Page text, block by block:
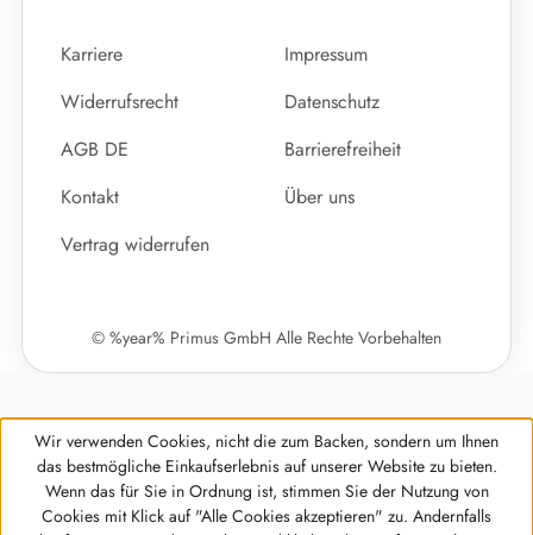
Karriere
Impressum
Widerrufsrecht
Datenschutz
AGB DE
Barrierefreiheit
Kontakt
Über uns
Vertrag widerrufen
© %year% Primus GmbH Alle Rechte Vorbehalten
Wir verwenden Cookies, nicht die zum Backen, sondern um Ihnen
das bestmögliche Einkaufserlebnis auf unserer Website zu bieten.
Wenn das für Sie in Ordnung ist, stimmen Sie der Nutzung von
Cookies mit Klick auf "Alle Cookies akzeptieren" zu. Andernfalls